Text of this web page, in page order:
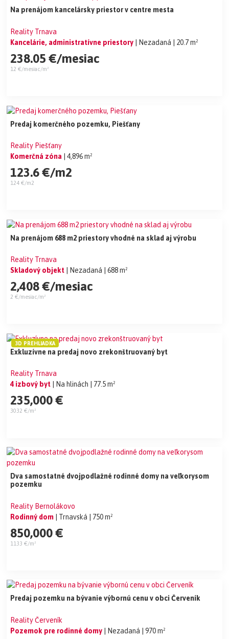
Na prenájom kancelársky priestor v centre mesta
Reality Trnava
Kancelárie, administratívne priestory
| Nezadaná | 20.7 m²
238.05 €/mesiac
12 €/mesiac/m²
Predaj komerčného pozemku, Piešťany
Reality Piešťany
Komerčná zóna
| 4,896 m²
123.6 €/m2
124 €/m2
Na prenájom 688 m2 priestory vhodné na sklad aj výrobu
Reality Trnava
Skladový objekt
| Nezadaná | 688 m²
2,408 €/mesiac
2 €/mesiac/m²
Exkluzívne na predaj novo zrekonštruovaný byt
Reality Trnava
4 izbový byt
| Na hlinách | 77.5 m²
235,000 €
3032 €/m²
3D PREHLIADKA
Dva samostatné dvojpodlažné rodinné domy na veľkorysom
pozemku
Reality Bernolákovo
Rodinný dom | Trnavská | 750 m²
850,000 €
1133 €/m²
Predaj pozemku na bývanie výbornú cenu v obci Červeník
Reality Červeník
Pozemok pre rodinné domy | Nezadaná | 970 m²